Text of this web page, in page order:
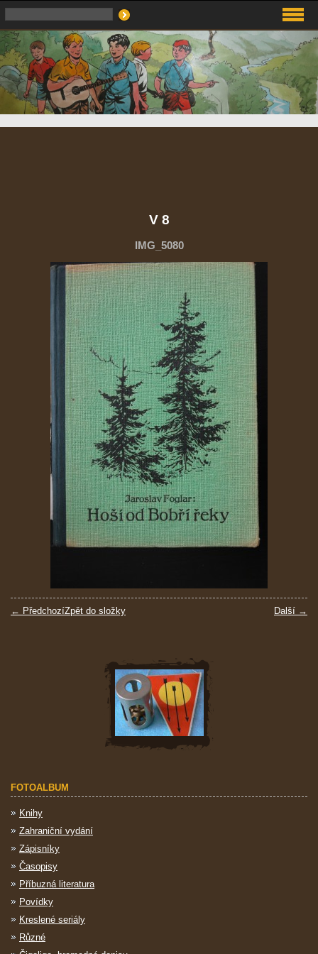
V 8
IMG_5080
← Předchozí Další →
Zpět do složky
FOTOALBUM
Knihy
Zahraniční vydání
Zápisníky
Časopisy
Příbuzná literatura
Povídky
Kreslené seriály
Různé